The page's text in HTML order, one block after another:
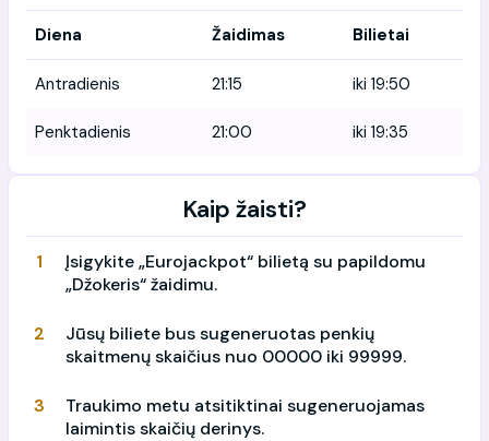
Diena Žaidimas Bilietai
Antradienis 21:15 iki 19:50
Penktadienis 21:00 iki 19:35
Kaip žaisti?
Įsigykite „Eurojackpot“ bilietą su papildomu
„Džokeris“ žaidimu.
Jūsų biliete bus sugeneruotas penkių
skaitmenų skaičius nuo 00000 iki 99999.
Traukimo metu atsitiktinai sugeneruojamas
laimintis skaičių derinys.